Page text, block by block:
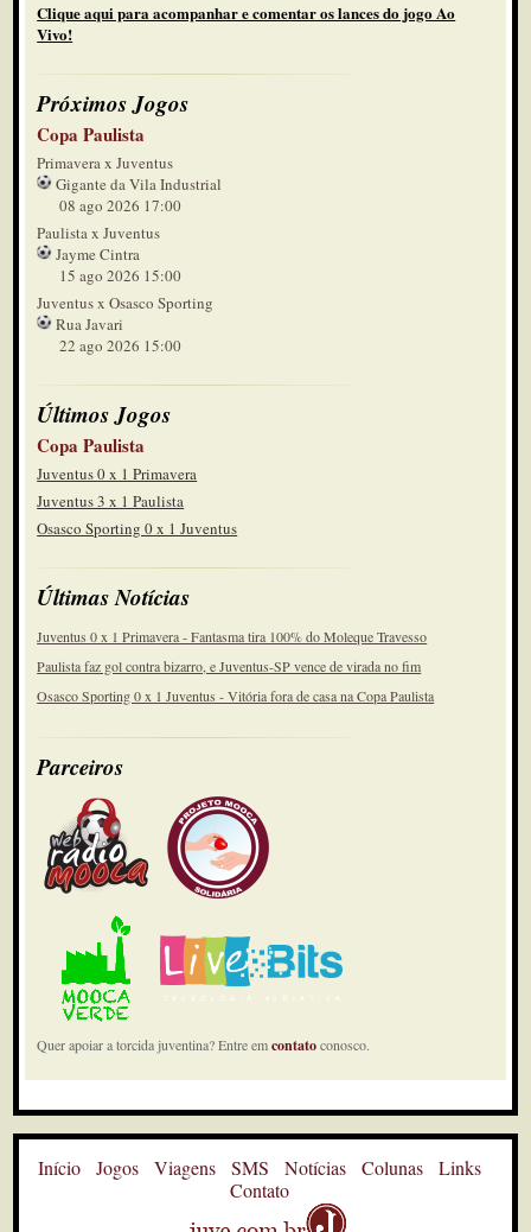
Clique aqui para acompanhar e comentar os lances do jogo Ao
Vivo!
Próximos Jogos
Copa Paulista
Primavera x Juventus
Gigante da Vila Industrial
08 ago 2026 17:00
Paulista x Juventus
Jayme Cintra
15 ago 2026 15:00
Juventus x Osasco Sporting
Rua Javari
22 ago 2026 15:00
Últimos Jogos
Copa Paulista
Juventus 0 x 1 Primavera
Juventus 3 x 1 Paulista
Osasco Sporting 0 x 1 Juventus
Últimas Notícias
Juventus 0 x 1 Primavera - Fantasma tira 100% do Moleque Travesso
Paulista faz gol contra bizarro, e Juventus-SP vence de virada no fim
Osasco Sporting 0 x 1 Juventus - Vitória fora de casa na Copa Paulista
Parceiros
Quer apoiar a torcida juventina? Entre emcontatoconosco.
Início Jogos Viagens SMS Notícias Colunas
Links
Contato